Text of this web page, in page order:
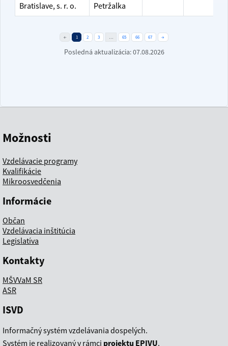
Bratislave, s. r. o.
Petržalka
← 1 2 3 65 66 67 →
Posledná aktualizácia:07.08.2026
Možnosti
Vzdelávacie programy
Kvalifikácie
Mikroosvedčenia
Informácie
Občan
Vzdelávacia inštitúcia
Legislatíva
Kontakty
MŠVVaM SR
ASR
ISVD
Informačný systém vzdelávania dospelých.
Systém je realizovaný v rámci projektu EPIVU.